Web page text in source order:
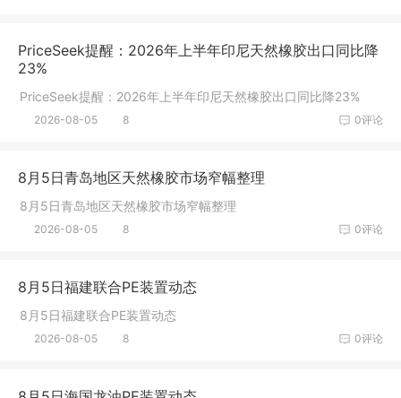
PriceSeek提醒：2026年上半年印尼天然橡胶出口同比降
23%
PriceSeek提醒：2026年上半年印尼天然橡胶出口同比降23%
0评论
2026-08-05 8
8月5日青岛地区天然橡胶市场窄幅整理
8月5日青岛地区天然橡胶市场窄幅整理
0评论
2026-08-05 8
8月5日福建联合PE装置动态
8月5日福建联合PE装置动态
0评论
2026-08-05 8